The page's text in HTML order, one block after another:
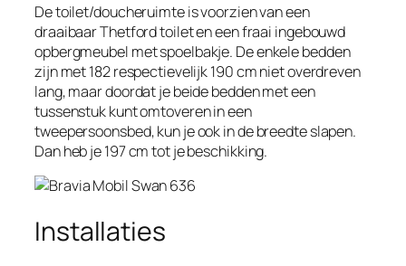
De toilet/doucheruimte is voorzien van een
draaibaar Thetford toilet en een fraai ingebouwd
opbergmeubel met spoelbakje. De enkele bedden
zijn met 182 respectievelijk 190 cm niet overdreven
lang, maar doordat je beide bedden met een
tussenstuk kunt omtoveren in een
tweepersoonsbed, kun je ook in de breedte slapen.
Dan heb je 197 cm tot je beschikking.
Installaties